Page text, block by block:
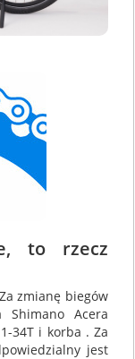
to rzecz
zmianę biegów
Shimano Acera
34T i korba . Za
jest